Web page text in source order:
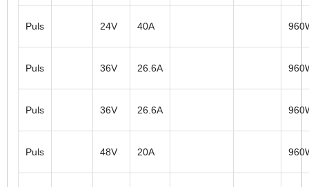
Puls 24V 40A
Puls 36V 26.6A
Puls 36V 26.6A
Puls 48V 20A